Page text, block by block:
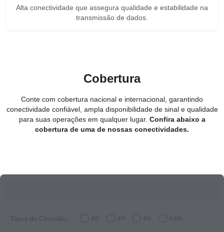
Alta conectividade que assegura qualidade e estabilidade na
transmissão de dados.
Cobertura
Conte com cobertura nacional e internacional, garantindo
conectividade confiável, ampla disponibilidade de sinal e qualidade
para suas operações em qualquer lugar. Confira abaixo a
cobertura de uma de nossas conectividades.